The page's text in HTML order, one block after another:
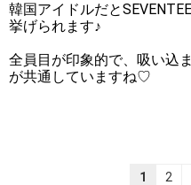
韓国アイドルだと
挙げられます♪
全員目が印象的で、吸い込
が共通していますね♡
1 2